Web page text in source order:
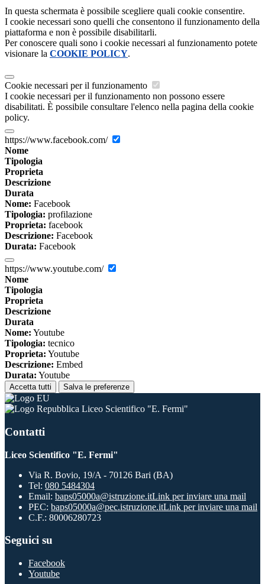
In questa schermata è possibile scegliere quali cookie consentire.
I cookie necessari sono quelli che consentono il funzionamento della
piattaforma e non è possibile disabilitarli.
Per conoscere quali sono i cookie necessari al funzionamento potete
visionare la COOKIE POLICY.
Cookie necessari per il funzionamento
I cookie necessari per il funzionamento non possono essere
disabilitati. È possibile consultare l'elenco nella pagina della cookie
policy.
https://www.facebook.com/
Nome
Tipologia
Proprieta
Descrizione
Durata
Nome: Facebook
Tipologia: profilazione
Proprieta: facebook
Descrizione: Facebook
Durata: Facebook
https://www.youtube.com/
Nome
Tipologia
Proprieta
Descrizione
Durata
Nome: Youtube
Tipologia: tecnico
Proprieta: Youtube
Descrizione: Embed
Durata: Youtube
Accetta tutti Salva le preferenze
Liceo Scientifico "E. Fermi"
Contatti
Liceo Scientifico "E. Fermi"
Via R. Bovio, 19/A - 70126 Bari (BA)
Tel: 080 5484304
Email: baps05000a@istruzione.itLink per inviare una mail
PEC: baps05000a@pec.istruzione.itLink per inviare una mail
C.F.: 80006280723
Seguici su
Facebook
Youtube